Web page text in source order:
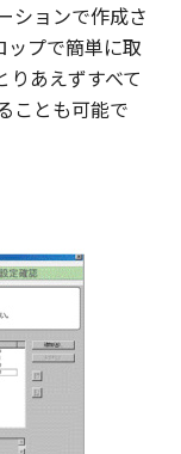
ションで作成さ
ップで簡単に取
りあえずすべて
ことも可能で